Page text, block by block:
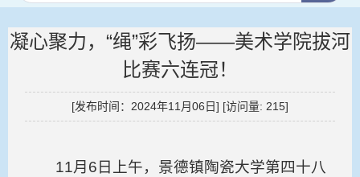
凝心聚力，“绳”彩飞扬——美术学院拔河
比赛六连冠！
[发布时间：2024年11月06日] [访问量: 215]
11月6日上午，景德镇陶瓷大学第四十八